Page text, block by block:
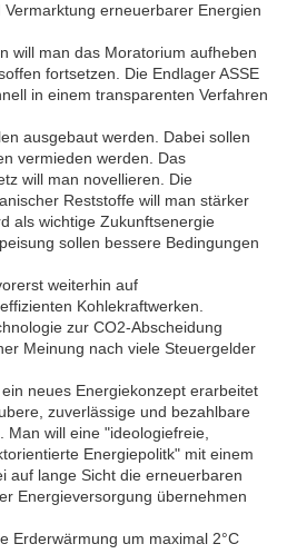
erneuerbarer Energien
will man das Moratorium aufheben
fortsetzen. Die Endlager ASSE
in einem transparenten Verfahren
ausgebaut werden. Dabei sollen
vermieden werden. Das
will man novellieren. Die
Reststoffe will man stärker
als wichtige Zukunftsenergie
sollen bessere Bedingungen
weiterhin auf
Kohlekraftwerken.
zur CO2-Abscheidung
Meinung nach viele Steuergelder
neues Energiekonzept erarbeitet
zuverlässige und bezahlbare
will eine "ideologiefreie,
Energiepolitk" mit einem
auf lange Sicht die erneuerbaren
Energieversorgung übernehmen
Erderwärmung um maximal 2°C